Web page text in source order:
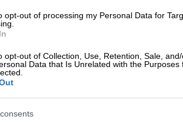
opt-out of processing my Personal Data for
opt-out of Collection, Use, Retention, Sale,
Data that Is Unrelated with the Purposes
χρησιμοποιεί το νόμο για να
ακτιβιστών,
της σχετικά με το
το Κασμίρ, ένα μόνιμα